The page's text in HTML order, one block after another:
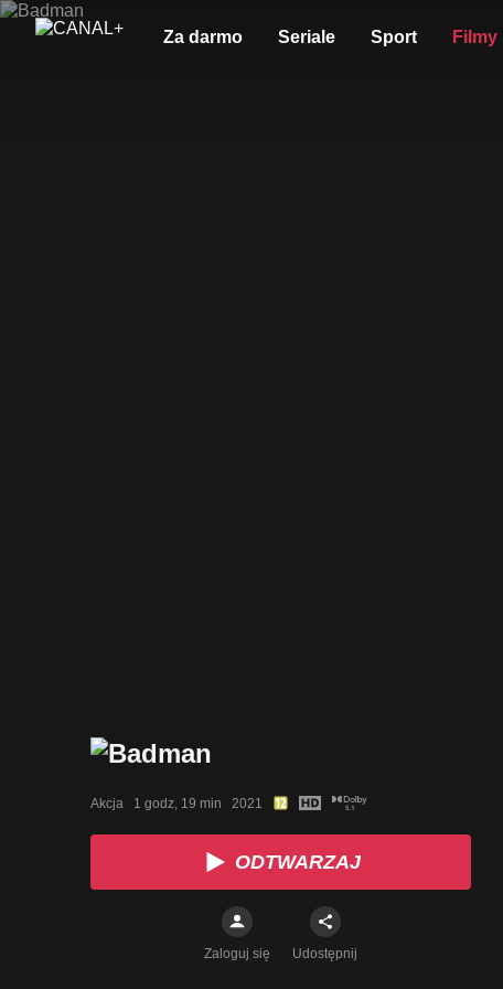
Za darmo Seriale Sport Filmy
Akcja   1 godz, 19 min   2021
ODTWARZAJ
Zaloguj się Udostępnij